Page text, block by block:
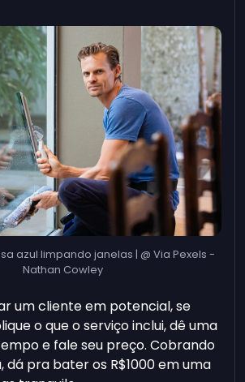
azul limpando janelas | @ Via Pexels -
Nathan Cowley
um cliente em potencial, se
o que o serviço inclui, dê uma
e fale seu preço. Cobrando
dá pra bater os R$1000 em uma